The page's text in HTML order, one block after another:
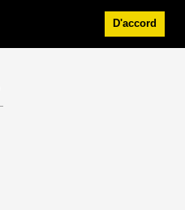
D'accord